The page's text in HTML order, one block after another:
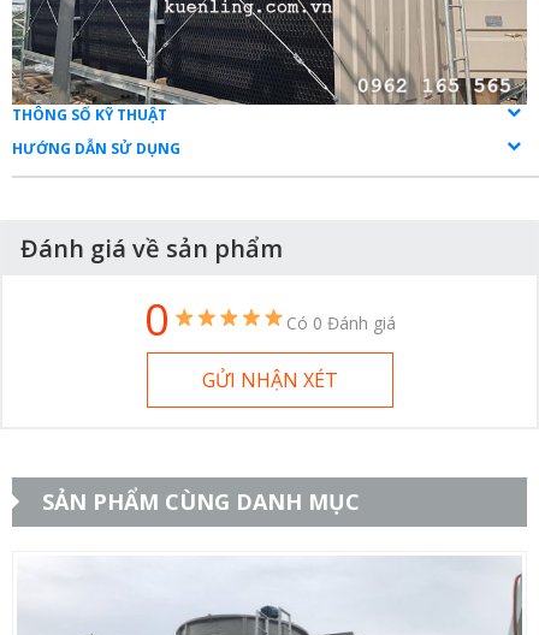
THÔNG SỐ KỸ THUẬT
HƯỚNG DẪN SỬ DỤNG
Đánh giá về sản phẩm
0 Có 0 Đánh giá
GỬI NHẬN XÉT
SẢN PHẨM CÙNG DANH MỤC